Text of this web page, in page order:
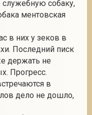
собаку,
ментовская
в них у зеков в
Последний писк
держать не
Прогресс.
в
дело не дошло,